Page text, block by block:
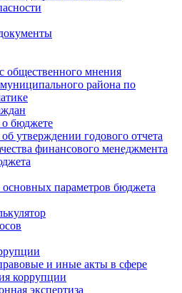
общественного мнения
района по
бюджете
утверждении годового отчета
финансового менеджмента
параметров бюджета
и иные акты в сфере
коррупции
экспертиза